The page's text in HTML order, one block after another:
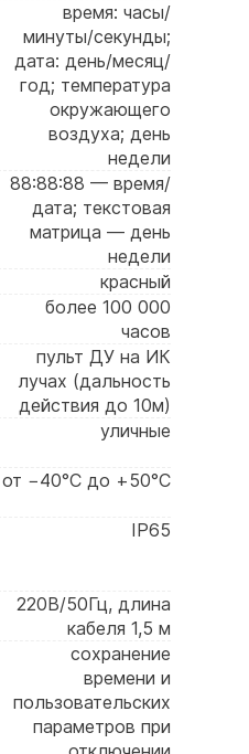
время: часы/
минуты/секунды;
дата: день/месяц/
год; температура
окружающего
воздуха; день
недели
88:88:88 — время/
дата; текстовая
матрица — день
недели
красный
более 100 000
часов
пульт ДУ на ИК
лучах (дальность
действия до 10м)
уличные
от −40°C до +50°C
IP65
220В/50Гц, длина
кабеля 1,5 м
сохранение
времени и
пользовательских
параметров при